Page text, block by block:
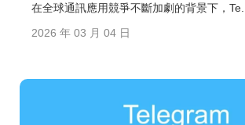
在全球通訊應用競爭不斷加劇的背景下，Te...
2026 年 03 月 04 日